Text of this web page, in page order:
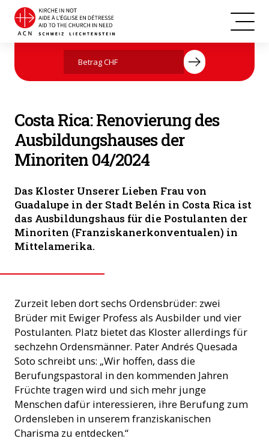
Costa Rica
Jetzt mit Ihrer Spende helfen
Costa Rica: Renovierung des
Ausbildungshauses der
Minoriten 04/2024
Das Kloster Unserer Lieben Frau von
Guadalupe in der Stadt Belén in Costa Rica ist
das Ausbildungshaus für die Postulanten der
Minoriten (Franziskanerkonventualen) in
Mittelamerika.
Zurzeit leben dort sechs Ordensbrüder: zwei
Brüder mit Ewiger Profess als Ausbilder und vier
Postulanten. Platz bietet das Kloster allerdings für
sechzehn Ordensmänner. Pater Andrés Quesada
Soto schreibt uns: „Wir hoffen, dass die
Berufungspastoral in den kommenden Jahren
Früchte tragen wird und sich mehr junge
Menschen dafür interessieren, ihre Berufung zum
Ordensleben in unserem franziskanischen
Charisma zu entdecken.“